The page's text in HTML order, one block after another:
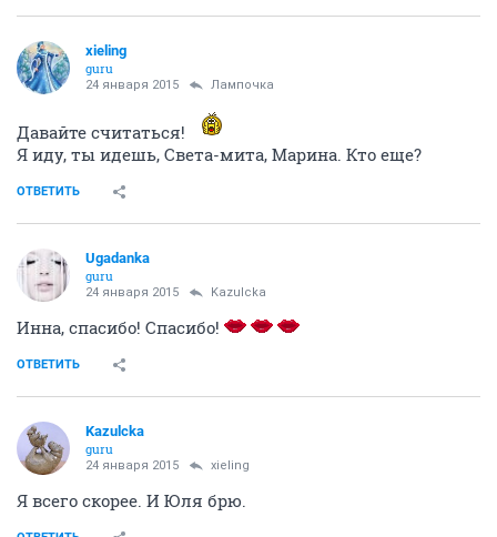
xieling
guru
24 января 2015 Лампочка
Давайте считаться!
Я иду, ты идешь, Света-мита, Марина. Кто еще?
ОТВЕТИТЬ
Ugadanka
guru
24 января 2015 Kazulcka
Инна, спасибо! Спасибо!
ОТВЕТИТЬ
Kazulcka
guru
24 января 2015 xieling
Я всего скорее. И Юля брю.